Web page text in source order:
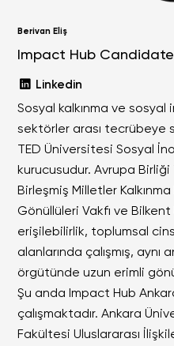
Berivan Eliş
Impact Hub Candidate
Linkedin
Sosyal kalkınma ve sosyal
sektörler arası tecrübeye
TED Üniversitesi Sosyal
kurucusudur. Avrupa
Birleşmiş Milletler
Gönüllüleri Vakfı ve
erişilebilirlik, toplumsal
alanlarında çalışmış,
örgütünde uzun erimli
Şu anda Impact Hub
çalışmaktadır. Ankara
Fakültesi Uluslararası